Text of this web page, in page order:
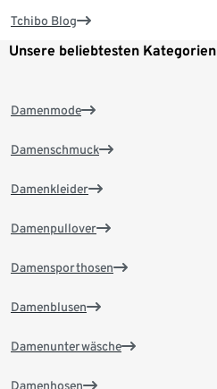
Tchibo Blog
Unsere beliebtesten Kategorien
Damenmode
Damenschmuck
Damenkleider
Damenpullover
Damensporthosen
Damenblusen
Damenunterwäsche
Damenhosen